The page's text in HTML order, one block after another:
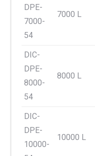
DPE-
7000-
54
7000 L
DIC-
DPE-
8000-
54
8000 L
DIC-
DPE-
10000-
10000 L